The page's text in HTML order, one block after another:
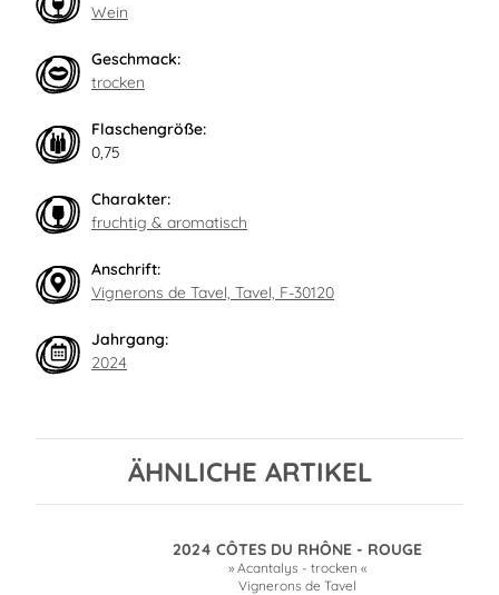
Wein
Geschmack:
trocken
Flaschengröße:
0,75
Charakter:
fruchtig & aromatisch
Anschrift:
Vignerons de Tavel, Tavel, F-30120
Jahrgang:
2024
ÄHNLICHE ARTIKEL
2024 CÔTES DU RHÔNE - ROUGE
» Acantalys - trocken «
Vignerons de Tavel